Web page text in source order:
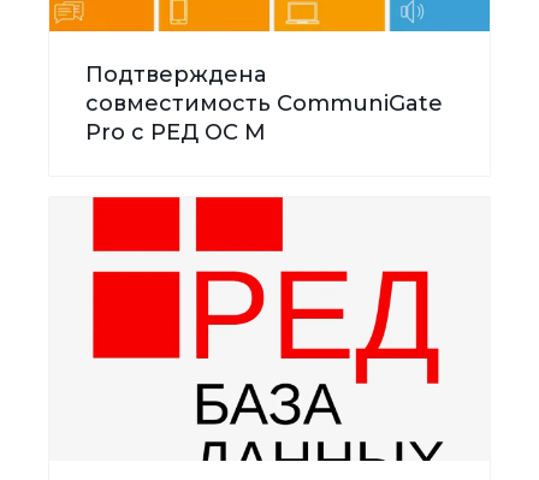
Подтверждена
совместимость CommuniGate
Pro с РЕД ОС М